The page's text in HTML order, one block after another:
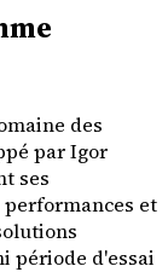
des
par Igor
ses
et
période d'essai